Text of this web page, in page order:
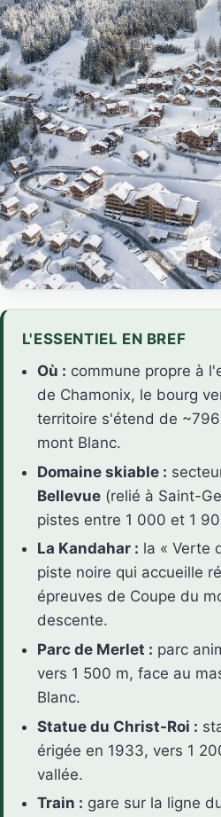
L'ESSENTIEL EN BREF
Où : commune propre à
de Chamonix, le bourg
territoire s'étend de
mont Blanc.
Domaine skiable :
Bellevue (relié à Saint-
pistes entre 1 000 et 1
La Kandahar : la « Verte
piste noire qui accueille
épreuves de Coupe du
descente.
Parc de Merlet : parc
vers 1 500 m, face au
Blanc.
Statue du Christ-Roi :
érigée en 1933, vers 1
vallée.
Train : gare sur la ligne